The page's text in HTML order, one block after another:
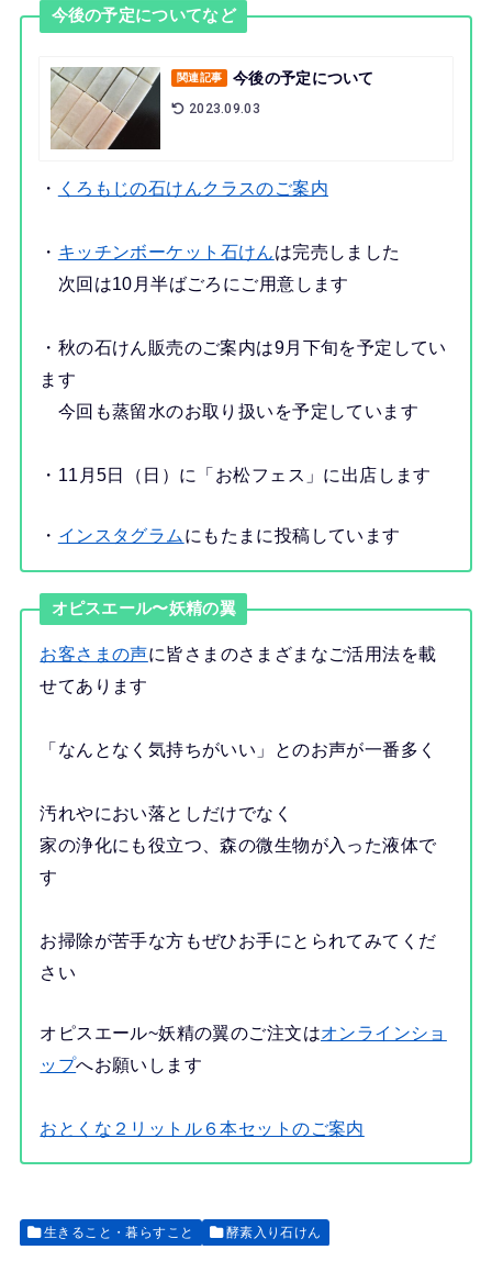
今後の予定についてなど
関連記事 今後の予定について
2023.09.03
・ くろもじの石けんクラスのご案内
・ キッチンボーケット石けんは完売しました
次回は10月半ばごろにご用意します
・秋の石けん販売のご案内は9月下旬を予定してい
ます
今回も蒸留水のお取り扱いを予定しています
・11月5日（日）に「お松フェス」に出店します
・ インスタグラム にもたまに投稿しています
オピスエール〜妖精の翼
お客さまの声に皆さまのさまざまなご活用法を載
せてあります
「なんとなく気持ちがいい」とのお声が一番多く
汚れやにおい落としだけでなく
家の浄化にも役立つ、森の微生物が入った液体で
す
お掃除が苦手な方もぜひお手にとられてみてくだ
さい
オピスエール~妖精の翼のご注文はオンラインショ
ップへお願いします
おとくな２リットル６本セットのご案内
生きること・暮らすこと 酵素入り石けん